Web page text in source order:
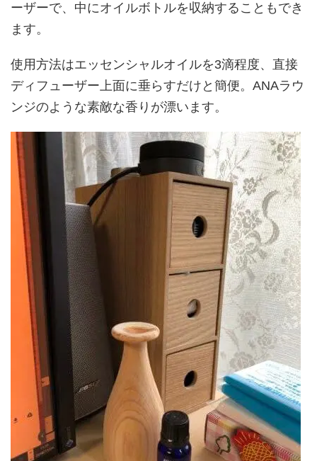
ーザーで、中にオイルボトルを収納することもでき
ます。
使用方法はエッセンシャルオイルを3滴程度、直接
ディフューザー上面に垂らすだけと簡便。ANAラウ
ンジのような素敵な香りが漂います。